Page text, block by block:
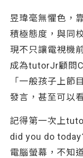
昱瑋毫無懼色，
積極態度，與同
現不只讓電視機
成為tutorJr顧問
「一般孩子上節
發言，甚至可以
記得第一次上
did you do
電腦螢幕，不知